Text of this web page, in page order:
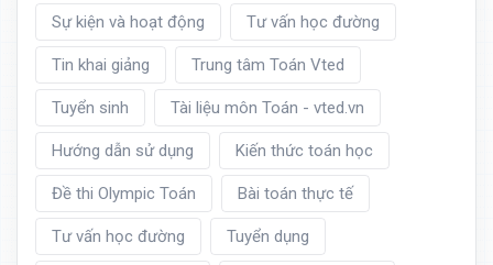
Sự kiện và hoạt động Tư vấn học đường
Tin khai giảng Trung tâm Toán Vted
Tuyển sinh Tài liệu môn Toán - vted.vn
Hướng dẫn sử dụng Kiến thức toán học
Đề thi Olympic Toán Bài toán thực tế
Tư vấn học đường Tuyển dụng